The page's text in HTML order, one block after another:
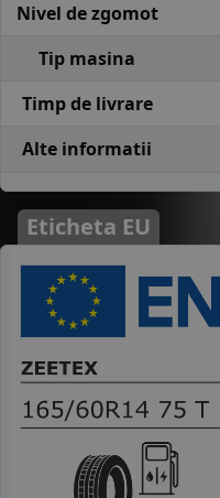
Nivel de zgomot
Tip masina
Timp de livrare
Alte informatii
Eticheta EU